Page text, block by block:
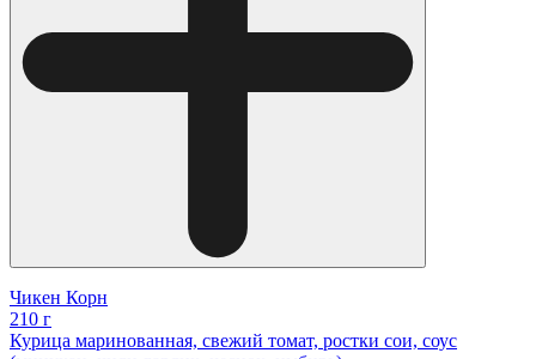
Чикен Корн
210 г
Курица маринованная, свежий томат, ростки сои, соус